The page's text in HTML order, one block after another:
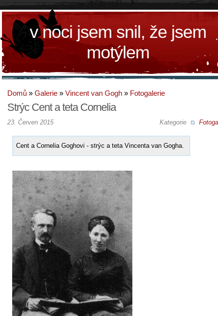
v noci jsem snil, že jsem
motýlem
Domů » Galerie » Vincent van Gogh » Fotogalerie
Strýc Cent a teta Cornelia
Kategorie
23. Červen 2015
Cent a Cornelia Goghovi - strýc a teta Vincenta van Gogha.